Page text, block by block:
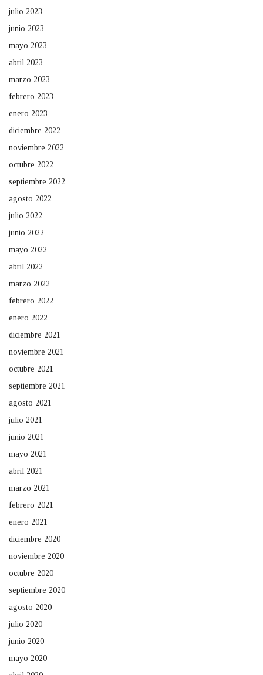
julio 2023
junio 2023
mayo 2023
abril 2023
marzo 2023
febrero 2023
enero 2023
diciembre 2022
noviembre 2022
octubre 2022
septiembre 2022
agosto 2022
julio 2022
junio 2022
mayo 2022
abril 2022
marzo 2022
febrero 2022
enero 2022
diciembre 2021
noviembre 2021
octubre 2021
septiembre 2021
agosto 2021
julio 2021
junio 2021
mayo 2021
abril 2021
marzo 2021
febrero 2021
enero 2021
diciembre 2020
noviembre 2020
octubre 2020
septiembre 2020
agosto 2020
julio 2020
junio 2020
mayo 2020